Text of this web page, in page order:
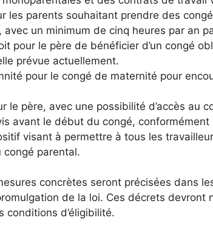
les parents souhaitant prendre des
un minimum de cinq heures par an
pour le père de bénéficier d’un congé
prévue actuellement.
pour le congé de maternité pour
le père, avec une possibilité d’accès au
avant le début du congé,
visant à permettre à tous les
parental.
concrètes seront précisées dans
de la loi. Ces décrets devront
conditions d’éligibilité.